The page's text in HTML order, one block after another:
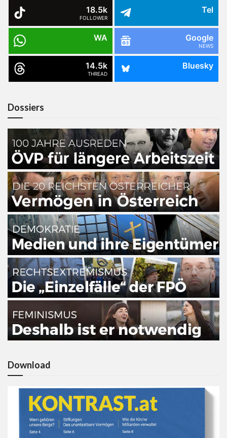
18.5k
FOLLOWER
Tel
WA Google
NEWS
14.5k
THREAD
Bluesky
Dossiers
Download